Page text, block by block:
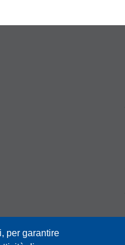
per garantire